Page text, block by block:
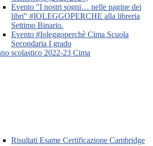
Evento "I nostri sogni… nelle pagine dei
libri" #IOLEGGOPERCHE alla libreria
Settimo Binario.
Evento #Ioleggoperchè Cima Scuola
Secondaria I grado
scolastico 2022-23 Cima
Risultati Esame Certificazione Cambridge